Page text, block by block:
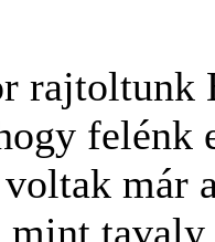
felénk
már
tavaly